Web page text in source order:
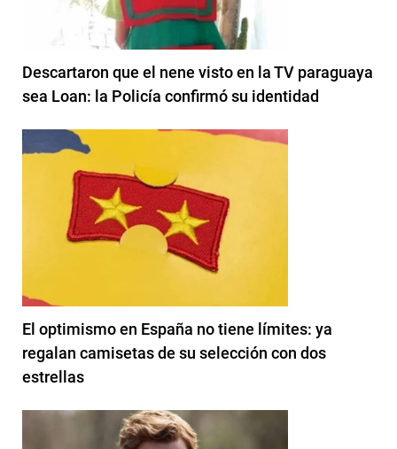
Descartaron que el nene visto en la TV paraguaya
sea Loan: la Policía confirmó su identidad
El optimismo en España no tiene límites: ya
regalan camisetas de su selección con dos
estrellas